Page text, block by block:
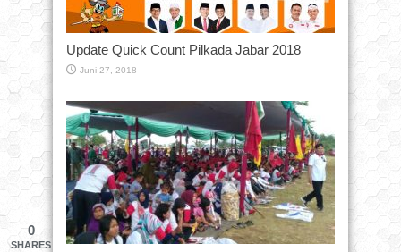
Update Quick Count Pilkada Jabar 2018
Juni 27, 2018
0
SHARES